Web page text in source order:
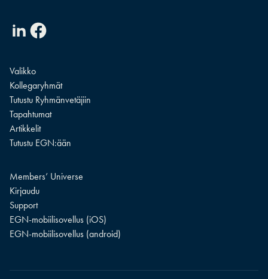
LinkedinFacebook
Valikko
Kollegaryhmät
Tutustu Ryhmänvetäjiin
Tapahtumat
Artikkelit
Tutustu EGN:ään
Members’ Universe
Kirjaudu
Support
EGN-mobiilisovellus (iOS)
EGN-mobiilisovellus (android)